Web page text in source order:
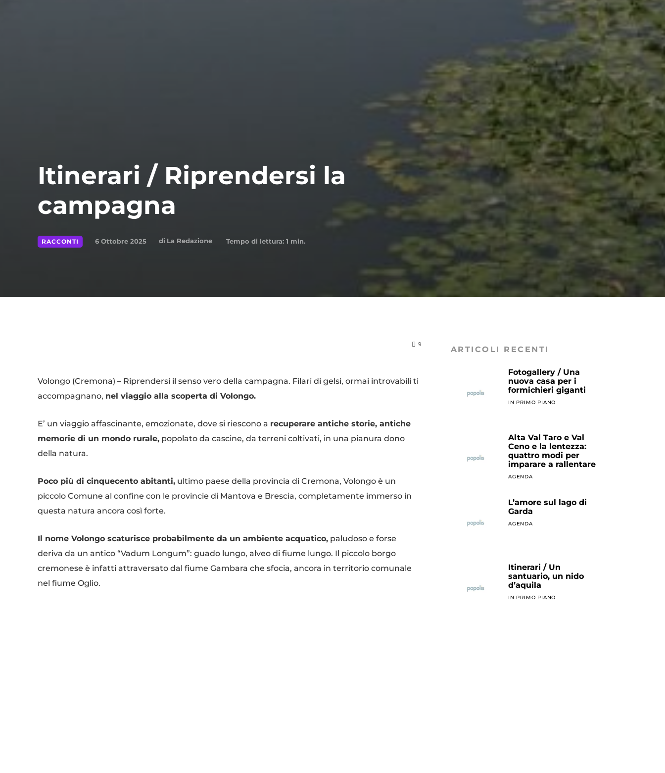
Itinerari / Riprendersi la
campagna
RACCONTI 6 Ottobre 2025 di La Redazione Tempo di lettura: 1 min.
9
Volongo (Cremona) – Riprendersi il senso vero della campagna. Filari di gelsi, ormai introvabili ti
accompagnano, nel viaggio alla scoperta di Volongo.
E’ un viaggio affascinante, emozionate, dove si riescono a recuperare antiche storie, antiche
memorie di un mondo rurale, popolato da cascine, da terreni coltivati, in una pianura dono
della natura.
Poco più di cinquecento abitanti, ultimo paese della provincia di Cremona, Volongo è un
piccolo Comune al confine con le provincie di Mantova e Brescia, completamente immerso in
questa natura ancora così forte.
Il nome Volongo scaturisce probabilmente da un ambiente acquatico, paludoso e forse
deriva da un antico “Vadum Longum”: guado lungo, alveo di fiume lungo. Il piccolo borgo
cremonese è infatti attraversato dal fiume Gambara che sfocia, ancora in territorio comunale
nel fiume Oglio.
ARTICOLI RECENTI
Fotogallery / Una
nuova casa per i
formichieri giganti
IN PRIMO PIANO
Alta Val Taro e Val
Ceno e la lentezza:
quattro modi per
imparare a rallentare
AGENDA
L’amore sul lago di
Garda
AGENDA
Itinerari / Un
santuario, un nido
d’aquila
IN PRIMO PIANO